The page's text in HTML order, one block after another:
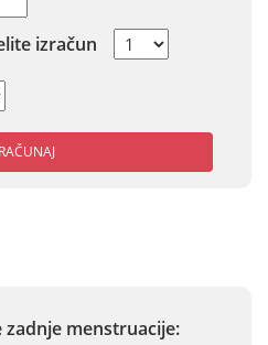
izračun
menstruacije: